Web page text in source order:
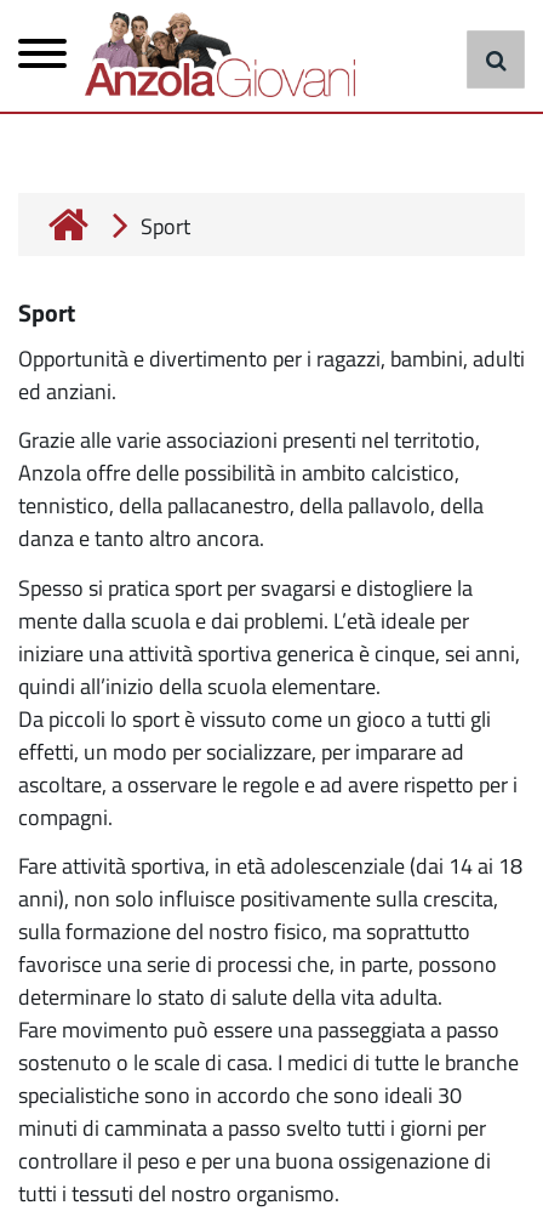
contenuto
principale
principale
cerca
Sport
Sport
Opportunità e divertimento per i ragazzi, bambini, adulti
ed anziani.
Grazie alle varie associazioni presenti nel territotio,
Anzola offre delle possibilità in ambito calcistico,
tennistico, della pallacanestro, della pallavolo, della
danza e tanto altro ancora.
Spesso si pratica sport per svagarsi e distogliere la
mente dalla scuola e dai problemi. L’età ideale per
iniziare una attività sportiva generica è cinque, sei anni,
quindi all’inizio della scuola elementare.
Da piccoli lo sport è vissuto come un gioco a tutti gli
effetti, un modo per socializzare, per imparare ad
ascoltare, a osservare le regole e ad avere rispetto per i
compagni.
Fare attività sportiva, in età adolescenziale (dai 14 ai 18
anni), non solo influisce positivamente sulla crescita,
sulla formazione del nostro fisico, ma soprattutto
favorisce una serie di processi che, in parte, possono
determinare lo stato di salute della vita adulta.
Fare movimento può essere una passeggiata a passo
sostenuto o le scale di casa. I medici di tutte le branche
specialistiche sono in accordo che sono ideali 30
minuti di camminata a passo svelto tutti i giorni per
controllare il peso e per una buona ossigenazione di
tutti i tessuti del nostro organismo.